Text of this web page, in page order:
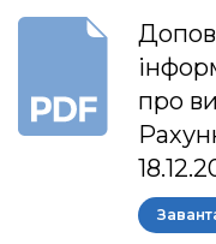
про